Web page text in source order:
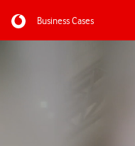
Business Cases